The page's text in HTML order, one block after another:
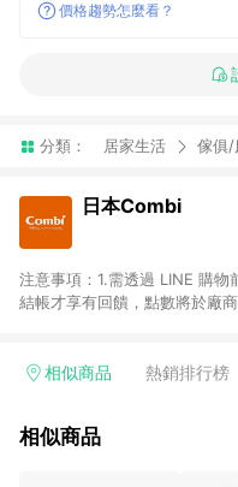
價格趨勢怎麼看？
分類： 居家生活 傢俱/
日本Combi
注意事項：1.需透過 LINE 購
結帳才享有回饋，點數將於廠
相似商品 熱銷排行榜
相似商品